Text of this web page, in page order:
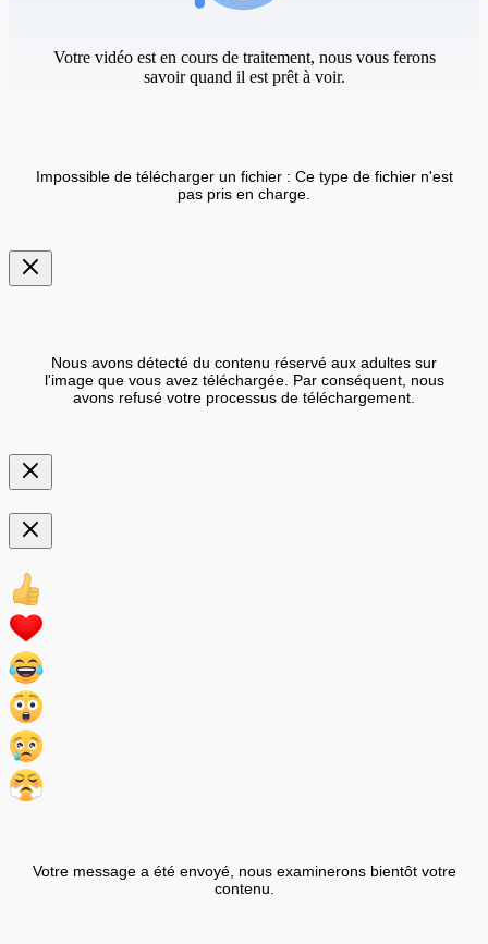
Votre vidéo est en cours de traitement, nous vous ferons
savoir quand il est prêt à voir.
Impossible de télécharger un fichier : Ce type de fichier n'est
pas pris en charge.
Nous avons détecté du contenu réservé aux adultes sur
l'image que vous avez téléchargée. Par conséquent, nous
avons refusé votre processus de téléchargement.
Votre message a été envoyé, nous examinerons bientôt votre
contenu.